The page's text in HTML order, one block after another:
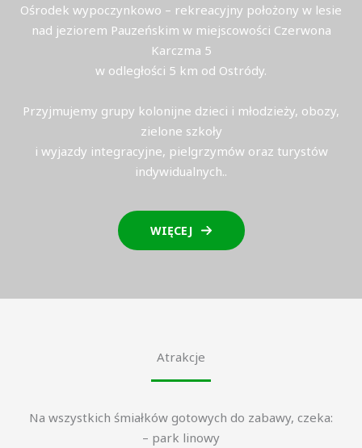
Ośrodek wypoczynkowo – rekreacyjny położony w lesie
nad jeziorem Pauzeńskim w miejscowości Czerwona
Karczma 5
w odległości 5 km od Ostródy.
Przyjmujemy grupy kolonijne dzieci i młodzieży, obozy,
zielone szkoły
i wyjazdy integracyjne, pielgrzymów oraz turystów
indywidualnych..
WIĘCEJ
Atrakcje
Na wszystkich śmiałków gotowych do zabawy, czeka:
– park linowy